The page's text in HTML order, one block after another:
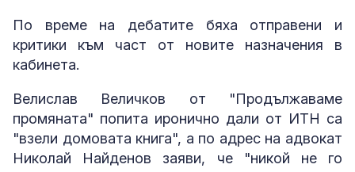
По време на дебатите бяха отправени и
критики към част от новите назначения в
кабинета.
Велислав Величков от "Продължаваме
промяната" попита иронично дали от ИТН са
"взели домовата книга", а по адрес на адвокат
Николай Найденов заяви, че "никой не го